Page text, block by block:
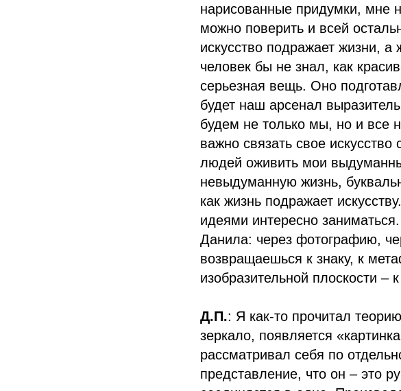
нарисованные придумки, мне
можно поверить и всей
искусство подражает жизни, а
человек бы не знал, как
серьезная вещь. Оно
будет наш арсенал
будем не только мы, но и все
важно связать свое
людей оживить мои
невыдуманную жизнь,
как жизнь подражает
идеями интересно
Данила: через фотографию,
возвращаешься к знаку, к
изобразительной плоскости –
Д.П.: Я как-то прочитал
зеркало, появляется
рассматривал себя по
представление, что он – это